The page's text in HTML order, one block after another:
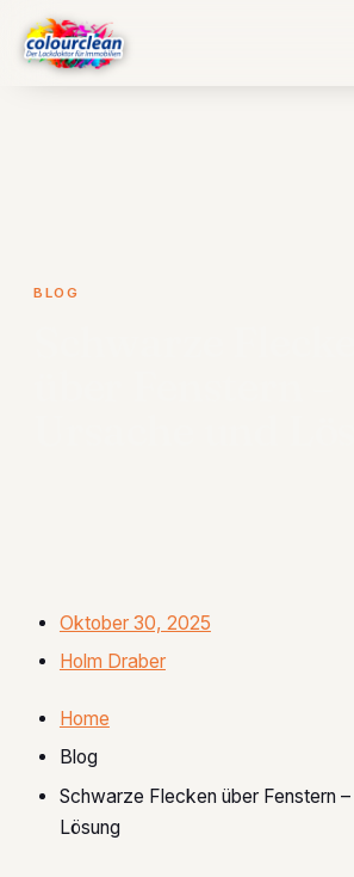
BLOG
Oktober 30, 2025
Holm Draber
Home
Blog
Schwarze Flecken über Fenstern
Lösung